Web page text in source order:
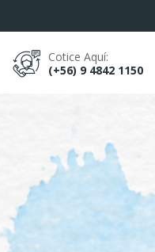
Cotice Aquí:
(+56) 9 4842 1150